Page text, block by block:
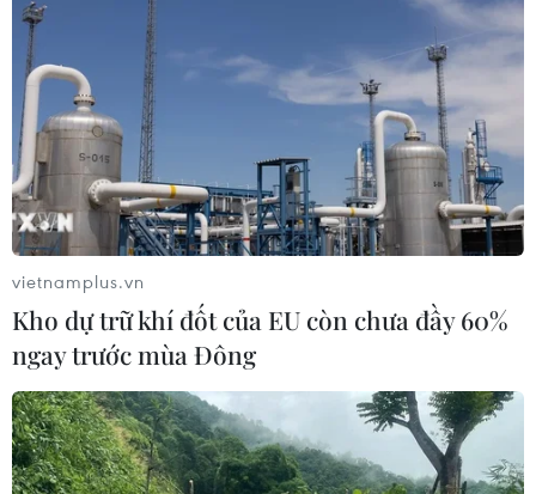
vietnamplus.vn
Kho dự trữ khí đốt của EU còn chưa đầy 60%
ngay trước mùa Đông